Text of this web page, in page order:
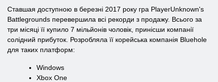
Ставшая доступною в березні 2017 року гра PlayerUnknown's
Battlegrounds перевершила всі рекорди з продажу. Всього за
три місяці її купило 7 мільйонів чоловік, принісши компанії
солідний прибуток. Розробляла її корейська компанія Bluehole
для таких платформ:
Windows
Xbox One